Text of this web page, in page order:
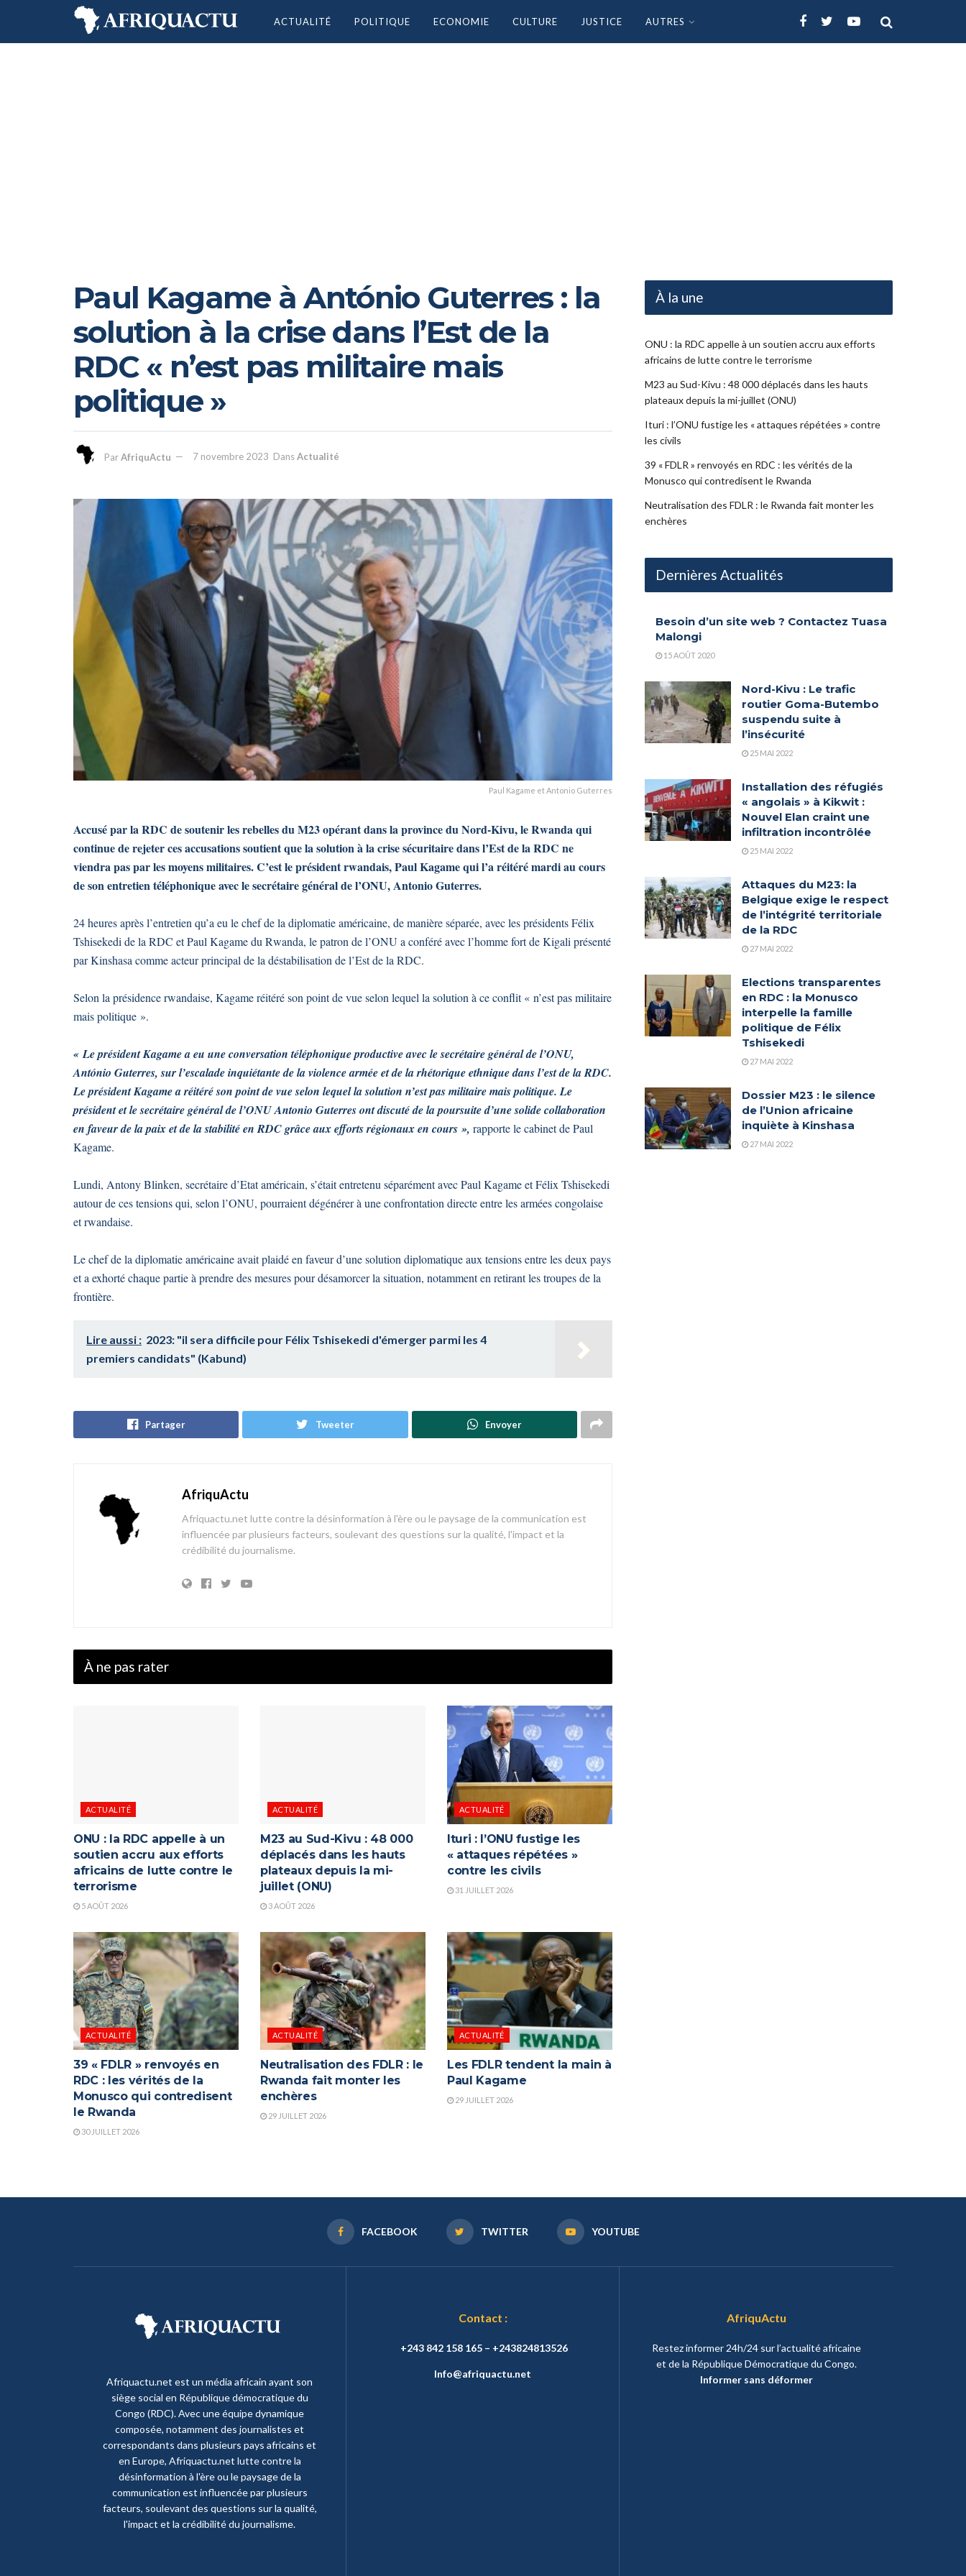
ACTUALITÉ POLITIQUE ECONOMIE CULTURE JUSTICE AUTRES
Paul Kagame à António Guterres : la
solution à la crise dans l’Est de la
RDC « n’est pas militaire mais
politique »
ParAfriquActu 7 novembre 2023 DansActualité
Paul Kagame et Antonio Guterres
Accusé par la RDC de soutenir les rebelles du M23 opérant dans la province du Nord-Kivu, le Rwanda qui
continue de rejeter ces accusations soutient que la solution à la crise sécuritaire dans l’Est de la RDC ne
viendra pas par les moyens militaires. C’est le président rwandais, Paul Kagame qui l’a réitéré mardi au cours
de son entretien téléphonique avec le secrétaire général de l’ONU, Antonio Guterres.
24 heures après l’entretien qu’a eu le chef de la diplomatie américaine, de manière séparée, avec les présidents Félix
Tshisekedi de la RDC et Paul Kagame du Rwanda, le patron de l’ONU a conféré avec l’homme fort de Kigali présenté
par Kinshasa comme acteur principal de la déstabilisation de l’Est de la RDC.
Selon la présidence rwandaise, Kagame réitéré son point de vue selon lequel la solution à ce conflit « n’est pas militaire
mais politique ».
« Le président Kagame a eu une conversation téléphonique productive avec le secrétaire général de l’ONU,
António Guterres, sur l’escalade inquiétante de la violence armée et de la rhétorique ethnique dans l’est de la RDC.
Le président Kagame a réitéré son point de vue selon lequel la solution n’est pas militaire mais politique. Le
président et le secrétaire général de l’ONU Antonio Guterres ont discuté de la poursuite d’une solide collaboration
en faveur de la paix et de la stabilité en RDC grâce aux efforts régionaux en cours », rapporte le cabinet de Paul
Kagame.
Lundi, Antony Blinken, secrétaire d’Etat américain, s’était entretenu séparément avec Paul Kagame et Félix Tshisekedi
autour de ces tensions qui, selon l’ONU, pourraient dégénérer à une confrontation directe entre les armées congolaise
et rwandaise.
Le chef de la diplomatie américaine avait plaidé en faveur d’une solution diplomatique aux tensions entre les deux pays
et a exhorté chaque partie à prendre des mesures pour désamorcer la situation, notamment en retirant les troupes de la
frontière.
Lire aussi : 2023: "il sera difficile pour Félix Tshisekedi d'émerger parmi les 4
premiers candidats" (Kabund)
Partager Tweeter Envoyer
AfriquActu
Afriquactu.net lutte contre la désinformation à l'ère ou le paysage de la communication est
influencée par plusieurs facteurs, soulevant des questions sur la qualité, l'impact et la
crédibilité du journalisme.
À ne pas rater
ACTUALITÉ
ONU : la RDC appelle à un
soutien accru aux efforts
africains de lutte contre le
terrorisme
5 AOÛT 2026
ACTUALITÉ
M23 au Sud-Kivu : 48 000
déplacés dans les hauts
plateaux depuis la mi-
juillet (ONU)
3 AOÛT 2026
ACTUALITÉ
Ituri : l’ONU fustige les
« attaques répétées »
contre les civils
31 JUILLET 2026
ACTUALITÉ
39 « FDLR » renvoyés en
RDC : les vérités de la
Monusco qui contredisent
le Rwanda
30 JUILLET 2026
ACTUALITÉ
Neutralisation des FDLR : le
Rwanda fait monter les
enchères
29 JUILLET 2026
ACTUALITÉ
Les FDLR tendent la main à
Paul Kagame
29 JUILLET 2026
À la une
ONU : la RDC appelle à un soutien accru aux efforts
africains de lutte contre le terrorisme
M23 au Sud-Kivu : 48 000 déplacés dans les hauts
plateaux depuis la mi-juillet (ONU)
Ituri : l’ONU fustige les « attaques répétées » contre
les civils
39 « FDLR » renvoyés en RDC : les vérités de la
Monusco qui contredisent le Rwanda
Neutralisation des FDLR : le Rwanda fait monter les
enchères
Dernières Actualités
Besoin d’un site web ? Contactez Tuasa
Malongi
15 AOÛT 2020
Nord-Kivu : Le trafic
routier Goma-Butembo
suspendu suite à
l’insécurité
25 MAI 2022
Installation des réfugiés
« angolais » à Kikwit :
Nouvel Elan craint une
infiltration incontrôlée
25 MAI 2022
Attaques du M23: la
Belgique exige le respect
de l’intégrité territoriale
de la RDC
27 MAI 2022
Elections transparentes
en RDC : la Monusco
interpelle la famille
politique de Félix
Tshisekedi
27 MAI 2022
Dossier M23 : le silence
de l’Union africaine
inquiète à Kinshasa
27 MAI 2022
FACEBOOK TWITTER YOUTUBE
Afriquactu.net est un média africain ayant son
siège social en République démocratique du
Congo (RDC). Avec une équipe dynamique
composée, notamment des journalistes et
correspondants dans plusieurs pays africains et
en Europe, Afriquactu.net lutte contre la
désinformation à l'ère ou le paysage de la
communication est influencée par plusieurs
facteurs, soulevant des questions sur la qualité,
l'impact et la crédibilité du journalisme.
Contact :
+243 842 158 165 – +243824813526
Info@afriquactu.net
AfriquActu
Restez informer 24h/24 sur l’actualité africaine
et de la République Démocratique du Congo.
Informer sans déformer